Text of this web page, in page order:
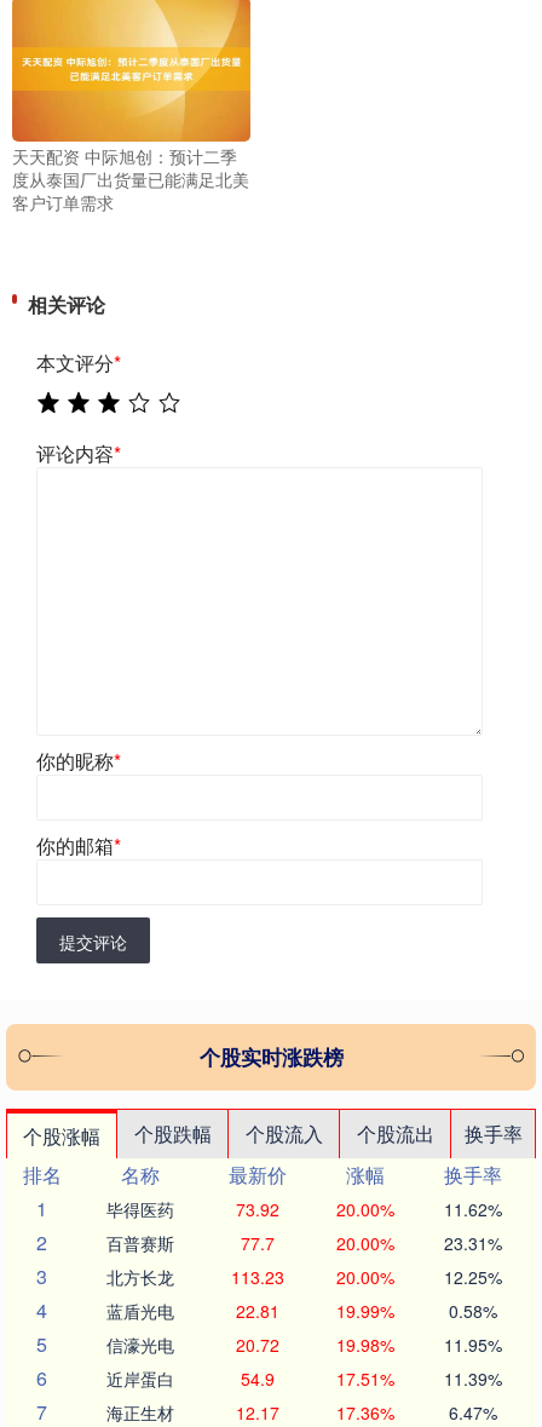
天天配资 中际旭创：预计二季
度从泰国厂出货量已能满足北美
客户订单需求
相关评论
本文评分*
评论内容*
你的昵称*
你的邮箱*
提交评论
个股实时涨跌榜
个股涨幅 个股跌幅 个股流入 个股流出
换手率
排名
名称 最新价 涨幅
换手率
1
毕得医药 73.92 20.00% 11.62%
2 百普赛斯 77.7 20.00% 23.31%
3 北方长龙 113.23 20.00% 12.25%
4 蓝盾光电 22.81 19.99% 0.58%
5 信濠光电 20.72 19.98% 11.95%
6 近岸蛋白 54.9 17.51% 11.39%
7 海正生材 12.17 17.36% 6.47%